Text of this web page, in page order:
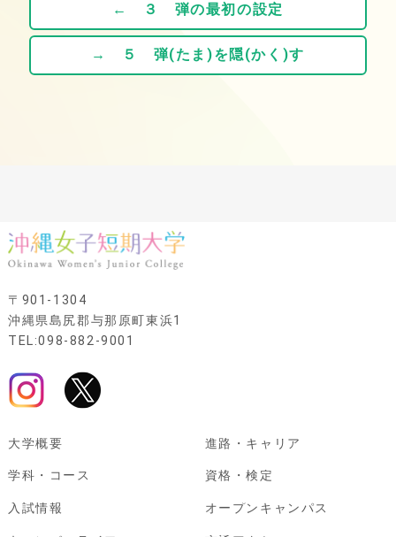
← ３ 弾の最初の設定
→ ５ 弾(たま)を隠(かく)す
〒901-1304
沖縄県島尻郡与那原町東浜1
TEL:098-882-9001
大学概要
学科・コース
入試情報
進路・キャリア
資格・検定
オープンキャンパス